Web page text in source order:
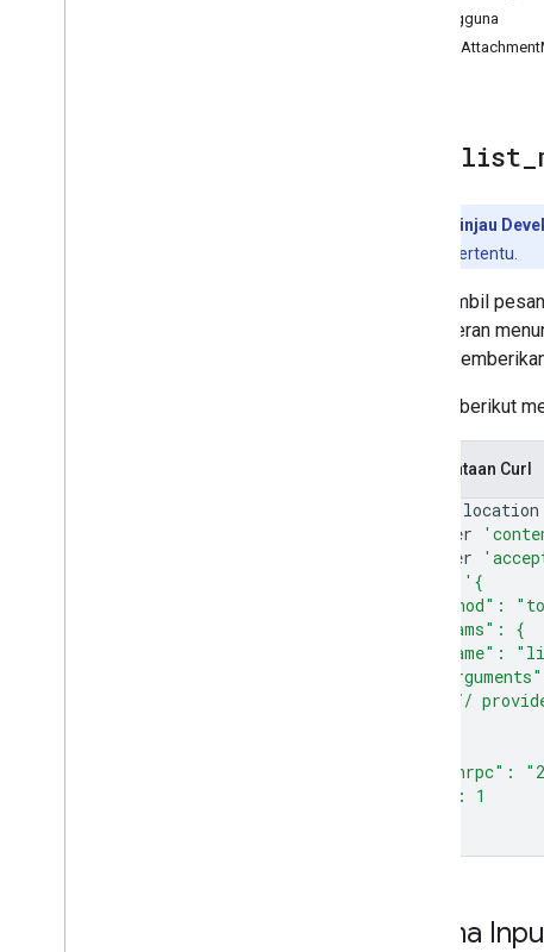
Pengguna
list
Pratinjau
ke fitur tertentu.
Mengambil
pemfilteran
untuk
Contoh berikut
Permintaan Curl
--location
--header
--header
'{
"method":
  "params": {
"name":
//
"jsonrpc":
  "id": 1
Skema